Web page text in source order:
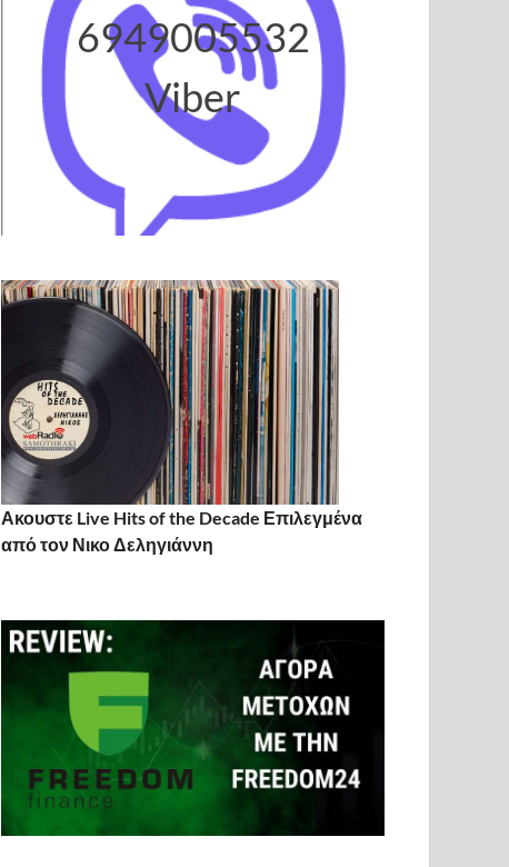
6949005532
Viber
Ακουστε Live Hits of the Decade Επιλεγμένα
από τον Νικο Δεληγιάννη